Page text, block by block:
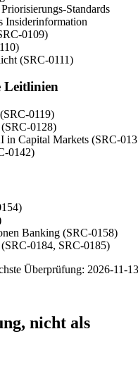
Standards
Insiderinformation
0109)
(SRC-0111)
Leitlinien
0119)
0128)
in Capital Markets (SRC-
0142)
Banking (SRC-0158)
0184, SRC-0185)
Überprüfung: 2026-11-13
nicht als